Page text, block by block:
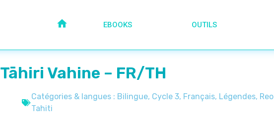
EBOOKS OUTILS
Tāhiri Vahine – FR/TH
Catégories & langues : Bilingue, Cycle 3, Français, Légendes, Reo
Tahiti